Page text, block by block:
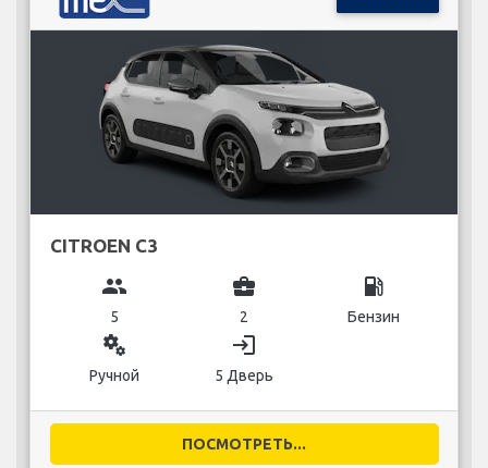
CITROEN C3
group
5
business_center
2
local_gas_station
Бензин
miscellaneous_services
Ручной
login
5 Дверь
ПОСМОТРЕТЬ...